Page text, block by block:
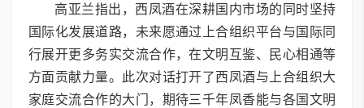
高亚兰指出，西凤酒在深耕国内市场的同时坚持
国际化发展道路，未来愿通过上合组织平台与国际同
行展开更多务实交流合作，在文明互鉴、民心相通等
方面贡献力量。此次对话打开了西凤酒与上合组织大
家庭交流合作的大门，期待三千年凤香能与各国文明